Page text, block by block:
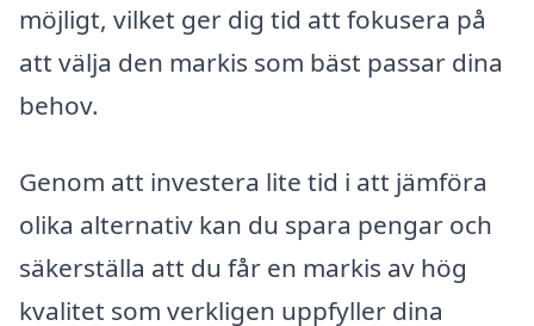
möjligt, vilket ger dig tid att fokusera på
att välja den markis som bäst passar dina
behov.
Genom att investera lite tid i att jämföra
olika alternativ kan du spara pengar och
säkerställa att du får en markis av hög
kvalitet som verkligen uppfyller dina